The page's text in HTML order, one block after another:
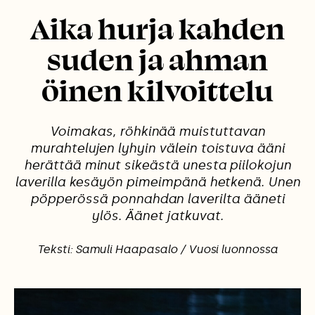
Aika hurja kahden
suden ja ahman
öinen kilvoittelu
Voimakas, röhkinää muistuttavan
murahtelujen lyhyin välein toistuva ääni
herättää minut sikeästä unesta piilokojun
laverilla kesäyön pimeimpänä hetkenä. Unen
pöpperössä ponnahdan laverilta ääneti
ylös. Äänet jatkuvat.
Teksti: Samuli Haapasalo / Vuosi luonnossa